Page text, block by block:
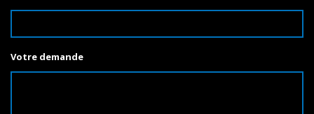
Votre demande